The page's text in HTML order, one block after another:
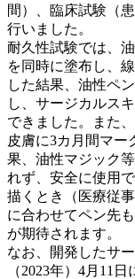
間）、臨床試験（
行いました。
耐久性試験では、
を同時に塗布し、
した結果、油性ペ
し、サージカルス
できました。また
皮膚に3カ月間マー
果、油性マジック
れず、安全に使用
描くとき（医療従
に合わせてペン先
が期待されます。
なお、開発したサ
（2023年）4月11